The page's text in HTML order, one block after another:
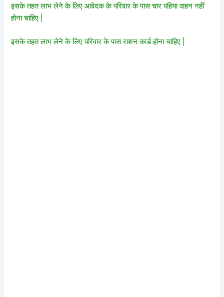
इसके तहत लाभ लेने के लिए आवेदक के परिवार के पास चार पहिया वाहन नहीं
होना चाहिए |
इसके तहत लाभ लेने के लिए परिवार के पास राशन कार्ड होना चाहिए |